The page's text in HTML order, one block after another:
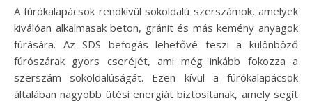
A fúrókalapácsok rendkívül sokoldalú szerszámok, amelyek
kiválóan alkalmasak beton, gránit és más kemény anyagok
fúrására. Az SDS befogás lehetővé teszi a különböző
fúrószárak gyors cseréjét, ami még inkább fokozza a
szerszám sokoldalúságát. Ezen kívül a fúrókalapácsok
általában nagyobb ütési energiát biztosítanak, amely segít